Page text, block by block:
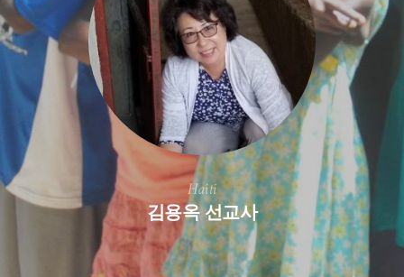
Haiti
김용옥 선교사